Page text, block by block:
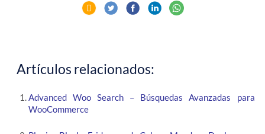
Artículos relacionados:
Advanced Woo Search – Búsquedas Avanzadas para
WooCommerce